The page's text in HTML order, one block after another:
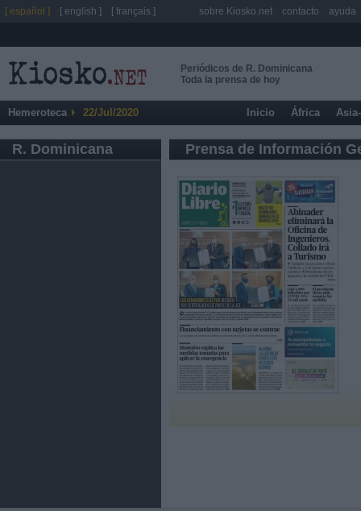
Periódicos de R. Dominicana
Toda la prensa de hoy
Hemeroteca 22/Jul/2020 Inicio África
R. Dominicana Prensa de Información
[ español ] [ english ] [ français ] sobre Kiosko.net contacto ayuda